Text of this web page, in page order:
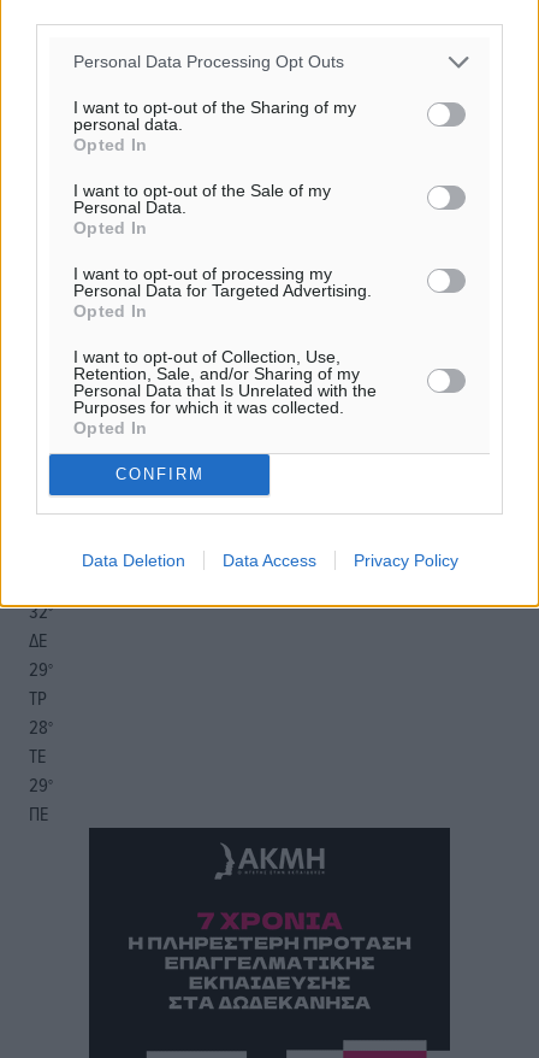
Personal Data Processing Opt Outs
I want to opt-out of the Sharing of my
personal data.
Opted In
I want to opt-out of the Sale of my
Personal Data.
Opted In
I want to opt-out of processing my
Personal Data for Targeted Advertising.
Opted In
I want to opt-out of Collection, Use,
Retention, Sale, and/or Sharing of my
Personal Data that Is Unrelated with the
Purposes for which it was collected.
Opted In
CONFIRM
Data Deletion Data Access Privacy Policy
Για την μερική αναπαραγωγή της είδησης από άλλες
ιστοσελίδες είναι απαραίτητη η χρήση του παρακάτω
παρεχόμενου συνδέσμου παραπομπής προς το άρθρο
της Δημοκρατικής.
o καιρός τώρα:
αίθριος καιρός
°/31°
32°
ΔΕ
29°
ΤΡ
28°
ΤΕ
29°
ΠΕ